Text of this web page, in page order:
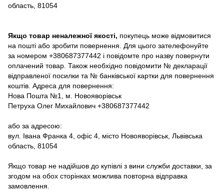
область, 81054
Якщо товар неналежної якості, покупець може відмовитися
на пошті або зробити повернення. Для цього зателефонуйте
за номером +380687377442 і повідомте про назву повернути
оплачений товар. Також необхідно повідомити № декларації
відправленої посилки та № банківської картки для повернення
коштів. Адреса для повернення:
Нова Пошта №1, м. Новояворівськ
Петруха Олег Михайлович +380687377442
або за адресою:
вул. Івана Франка 4, офіс 4, місто Новояворівськ, Львівська
область, 81054
Якщо товар не надійшов до купівлі з вини служби доставки, за
згодом на обох сторінках можлива повторна відправка
замовлення.